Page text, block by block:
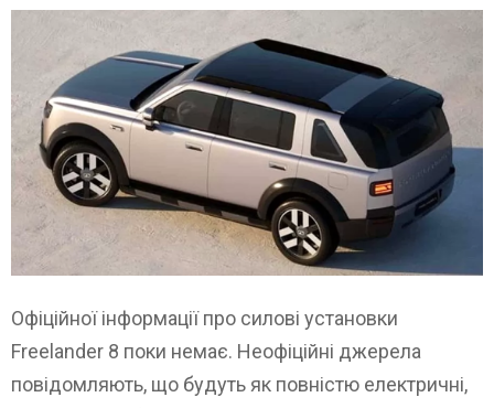
Офіційної інформації про силові установки
Freelander 8 поки немає. Неофіційні джерела
повідомляють, що будуть як повністю електричні,